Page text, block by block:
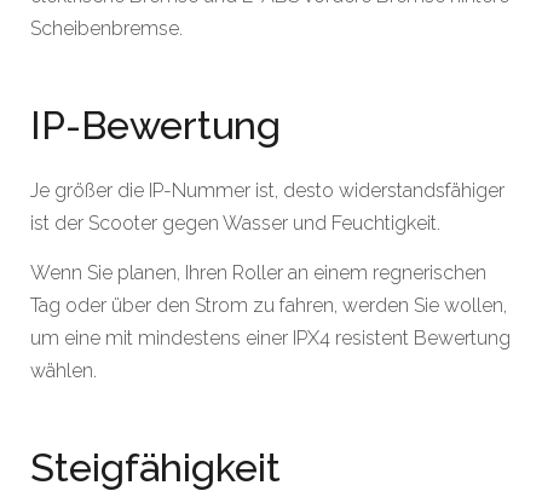
Scheibenbremse.
IP-Bewertung
Je größer die IP-Nummer ist, desto widerstandsfähiger
ist der Scooter gegen Wasser und Feuchtigkeit.
Wenn Sie planen, Ihren Roller an einem regnerischen
Tag oder über den Strom zu fahren, werden Sie wollen,
um eine mit mindestens einer IPX4 resistent Bewertung
wählen.
Steigfähigkeit